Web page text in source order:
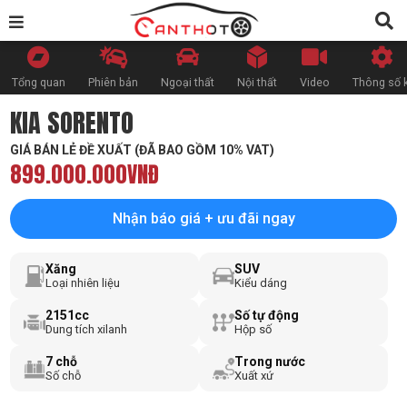
Tổng quan Phiên bản Ngoại thất Nội thất Video Thông số
KIA SORENTO
GIÁ BÁN LẺ ĐỀ XUẤT (ĐÃ BAO GỒM 10% VAT)
899.000.000VNĐ
Nhận báo giá + ưu đãi ngay
Xăng
Loại nhiên liệu
SUV
Kiểu dáng
2151cc
Dung tích xilanh
Số tự động
Hộp số
7 chỗ
Số chỗ
Trong nước
Xuất xứ